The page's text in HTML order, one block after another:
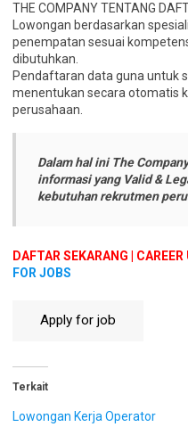
THE COMPANY TENTANG
Lowongan berdasarkan
penempatan sesuai
dibutuhkan.
Pendaftaran data guna untuk
menentukan secara otomatis
perusahaan.
Dalam hal ini The
informasi yang Valid &
kebutuhan rekrutmen
DAFTAR SEKARANG | CAREER
FOR JOBS
Terkait
Lowongan Kerja Operator